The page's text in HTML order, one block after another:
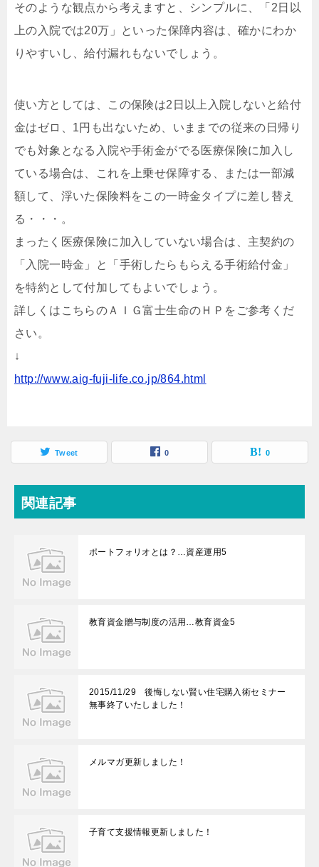
そのような観点から考えますと、シンプルに、「2日以
上の入院では20万」といった保障内容は、確かにわか
りやすいし、給付漏れもないでしょう。
使い方としては、この保険は2日以上入院しないと給付
金はゼロ、1円も出ないため、いままでの従来の日帰り
でも対象となる入院や手術金がでる医療保険に加入し
ている場合は、これを上乗せ保障する、または一部減
額して、浮いた保険料をこの一時金タイプに差し替え
る・・・。
まったく医療保険に加入していない場合は、主契約の
「入院一時金」と「手術したらもらえる手術給付金」
を特約として付加してもよいでしょう。
詳しくはこちらのＡＩＧ富士生命のＨＰをご参考くだ
さい。
↓
http://www.aig-fuji-life.co.jp/864.html
Tweet 0 0
関連記事
ポートフォリオとは？…資産運用5
教育資金贈与制度の活用…教育資金5
2015/11/29 後悔しない賢い住宅購入術セミナー
無事終了いたしました！
メルマガ更新しました！
子育て支援情報更新しました！